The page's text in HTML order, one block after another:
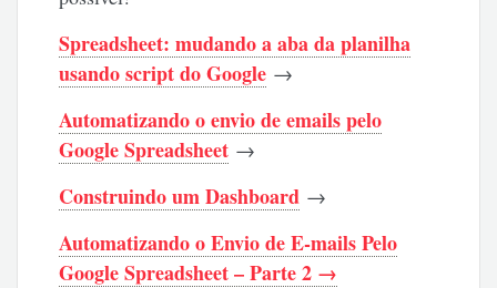
Spreadsheet: mudando a aba da planilha
usando script do Google →
Automatizando o envio de emails pelo
Google Spreadsheet →
Construindo um Dashboard →
Automatizando o Envio de E-mails Pelo
Google Spreadsheet – Parte 2 →